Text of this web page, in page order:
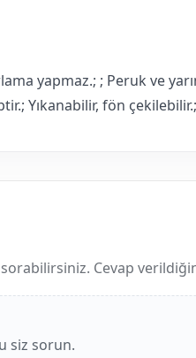
yapmaz.; ; Peruk ve
Yıkanabilir, fön
sorabilirsiniz. Cevap
siz sorun.